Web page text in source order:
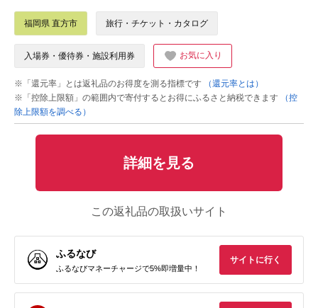
福岡県 直方市 旅行・チケット・カタログ
入場券・優待券・施設利用券 お気に入り
※「還元率」とは返礼品のお得度を測る指標です
（還元率とは）
※「控除上限額」の範囲内で寄付するとお得にふるさと納税できます
（控
除上限額を調べる）
詳細を見る
この返礼品の取扱いサイト
ふるなび
ふるなびマネーチャージで5%即増量中！
サイトに行く